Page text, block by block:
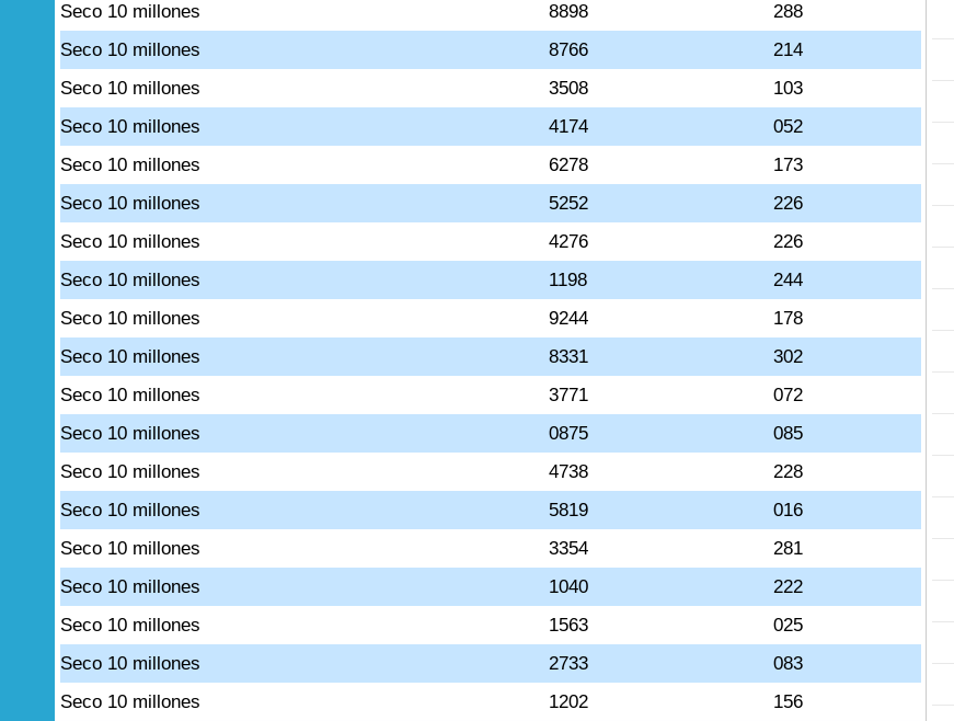
Seco 10 millones
8898
288
Seco 10 millones
8766
214
Seco 10 millones
3508
103
Seco 10 millones
4174
052
Seco 10 millones
6278
173
Seco 10 millones
5252
226
Seco 10 millones
4276
226
Seco 10 millones
1198
244
Seco 10 millones
9244
178
Seco 10 millones
8331
302
Seco 10 millones
3771
072
Seco 10 millones
0875
085
Seco 10 millones
4738
228
Seco 10 millones
5819
016
Seco 10 millones
3354
281
Seco 10 millones
1040
222
Seco 10 millones
1563
025
Seco 10 millones
2733
083
Seco 10 millones
1202
156